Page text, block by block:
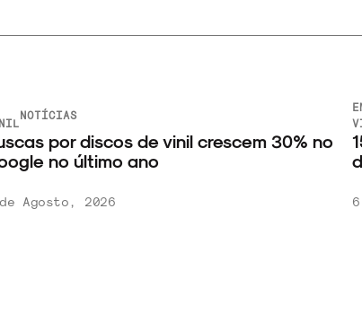
NOTÍCIAS
por discos de vinil crescem 30% no
no último ano
Agosto, 2026